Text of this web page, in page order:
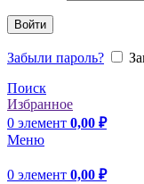
Войти
Забыли пароль?
Поиск
Избранное
0 элемент 0,00 ₽
Меню
0 элемент 0,00 ₽